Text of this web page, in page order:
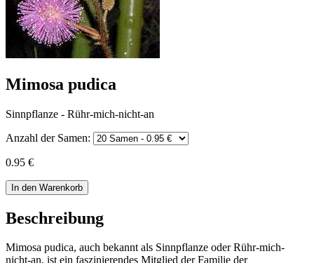
Mimosa pudica
Sinnpflanze - Rühr-mich-nicht-an
Anzahl der Samen:
0.95 €
In den Warenkorb
Beschreibung
Mimosa pudica, auch bekannt als Sinnpflanze oder Rühr-mich-
nicht-an, ist ein faszinierendes Mitglied der Familie der